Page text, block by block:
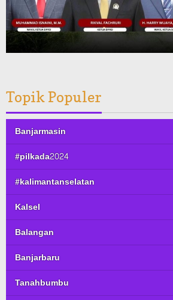
Topik Populer
Banjarmasin
#pilkada2024
#kalimantanselatan
Kalsel
Balangan
Banjarbaru
Tanahbumbu